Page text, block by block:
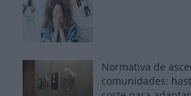
Normativa de
comunidades: